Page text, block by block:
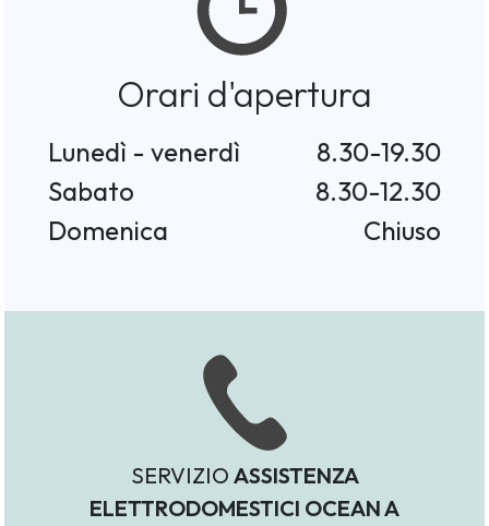
Orari d'apertura
Lunedì - venerdì
8.30-19.30
Sabato
8.30-12.30
Domenica
Chiuso
SERVIZIO ASSISTENZA
ELETTRODOMESTICI OCEAN A